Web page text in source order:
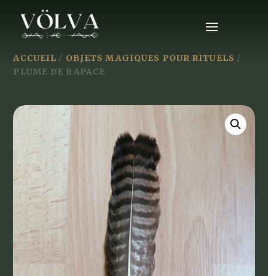
ACCUEIL / OBJETS MAGIQUES POUR RITUELS /
PLUME DE RAPACE